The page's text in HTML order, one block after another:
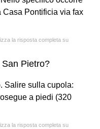
Casa Pontificia via fax
la risposta completa su
Pietro?
Salire sulla cupola:
a piedi (320
la risposta completa su